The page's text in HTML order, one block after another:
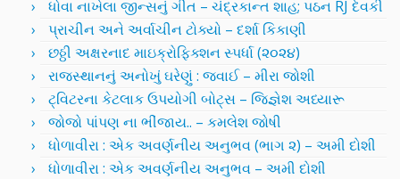
ધોવા નાખેલા જીન્સનું ગીત – ચંદ્રકાન્ત શાહ; પઠન RJ દેવકી
પ્રાચીન અને અર્વાચીન ટોક્યો – દર્શા કિકાણી
છઠ્ઠી અક્ષરનાદ માઇક્રોફિક્શન સ્પર્ધા (૨૦૨૪)
રાજસ્થાનનું અનોખું ઘરેણું : જવાઈ – મીરા જોશી
ટ્વિટરના કેટલાક ઉપયોગી બોટ્સ – જિજ્ઞેશ અધ્યારૂ
જોજો પાંપણ ના ભીંજાય.. – કમલેશ જોષી
ધોળાવીરા : એક અવર્ણનીય અનુભવ (ભાગ ૨) – અમી દોશી
ધોળાવીરા : એક અવર્ણનીય અનુભવ – અમી દોશી